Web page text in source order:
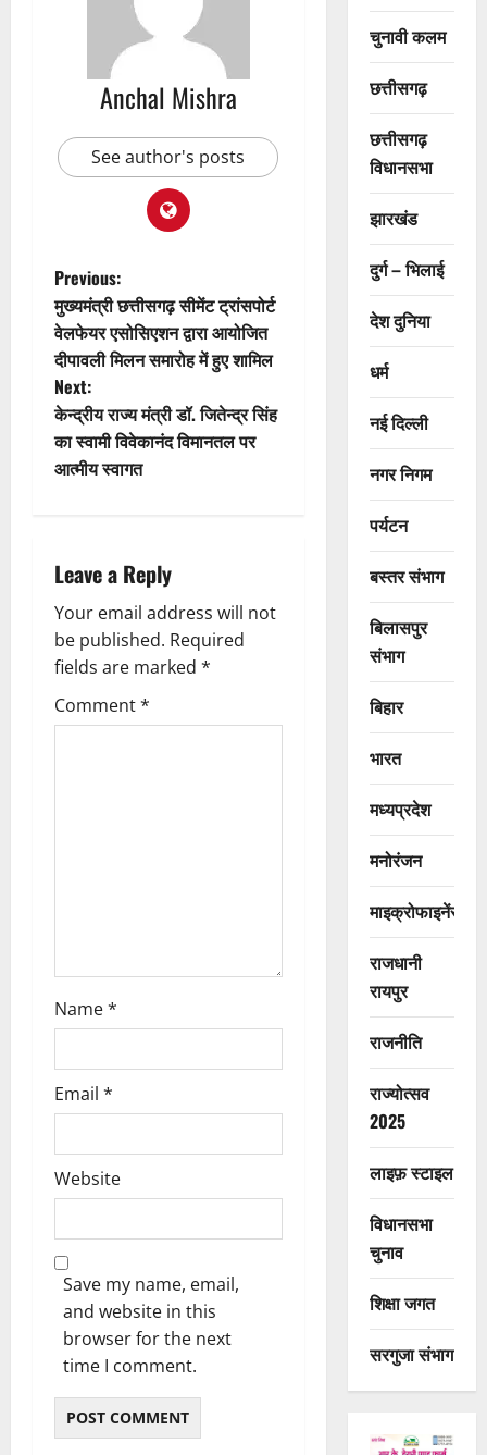
Anchal Mishra
See author's posts
P
o
s
t
n
v
i
g
a
t
Previous:
मुख्यमंत्री छत्तीसगढ़ सीमेंट ट्रांसपोर्ट
वेलफेयर एसोसिएशन द्वारा आयोजित
दीपावली मिलन समारोह में हुए शामिल
Next:
केन्द्रीय राज्य मंत्री डॉ. जितेन्द्र सिंह
का स्वामी विवेकानंद विमानतल पर
आत्मीय स्वागत
Leave a Reply
Your email address will not
be published. Required
fields are marked *
Comment*
Name*
Email *
Website
Save my name, email,
and website in this
browser for the next
time I comment.
चुनावी कलम
छत्तीसगढ़
छत्तीसगढ़
विधानसभा
झारखंड
दुर्ग – भिलाई
देश दुनिया
धर्म
नई दिल्ली
नगर निगम
पर्यटन
बस्तर संभाग
बिलासपुर
संभाग
बिहार
भारत
मध्यप्रदेश
मनोरंजन
माइक्रोफाइनेंस
राजधानी
रायपुर
राजनीति
राज्योत्सव
2025
लाइफ़ स्टाइल
विधानसभा
चुनाव
शिक्षा जगत
सरगुजा संभाग